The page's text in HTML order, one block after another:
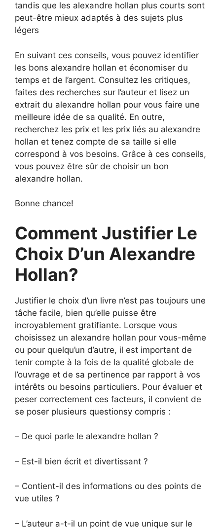
tandis que les alexandre hollan plus courts sont
peut-être mieux adaptés à des sujets plus
légers
En suivant ces conseils, vous pouvez identifier
les bons alexandre hollan et économiser du
temps et de l’argent. Consultez les critiques,
faites des recherches sur l’auteur et lisez un
extrait du alexandre hollan pour vous faire une
meilleure idée de sa qualité. En outre,
recherchez les prix et les prix liés au alexandre
hollan et tenez compte de sa taille si elle
correspond à vos besoins. Grâce à ces conseils,
vous pouvez être sûr de choisir un bon
alexandre hollan.
Bonne chance!
Comment Justifier Le
Choix D’un Alexandre
Hollan?
Justifier le choix d’un livre n’est pas toujours une
tâche facile, bien qu’elle puisse être
incroyablement gratifiante. Lorsque vous
choisissez un alexandre hollan pour vous-même
ou pour quelqu’un d’autre, il est important de
tenir compte à la fois de la qualité globale de
l’ouvrage et de sa pertinence par rapport à vos
intérêts ou besoins particuliers. Pour évaluer et
peser correctement ces facteurs, il convient de
se poser plusieurs questionsy compris :
– De quoi parle le alexandre hollan ?
– Est-il bien écrit et divertissant ?
– Contient-il des informations ou des points de
vue utiles ?
– L’auteur a-t-il un point de vue unique sur le